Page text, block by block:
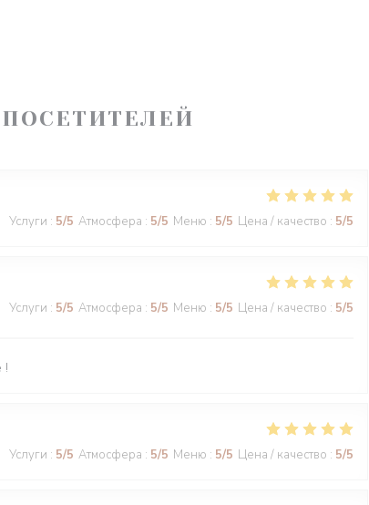
Услуги : 5/5 Атмосфера : 5/5 Меню : 5/5 Цена / качество : 5/5
Услуги : 5/5 Атмосфера : 5/5 Меню : 5/5 Цена / качество : 5/5
!
Услуги : 5/5 Атмосфера : 5/5 Меню : 5/5 Цена / качество : 5/5